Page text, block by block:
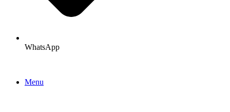
WhatsApp
Menu